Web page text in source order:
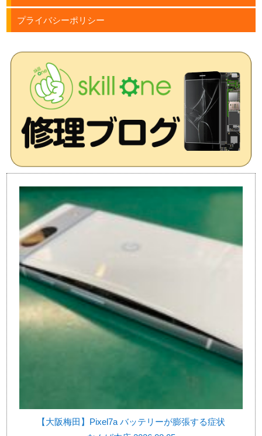
プライバシーポリシー
【大阪梅田】Pixel7a バッテリーが膨張する症状